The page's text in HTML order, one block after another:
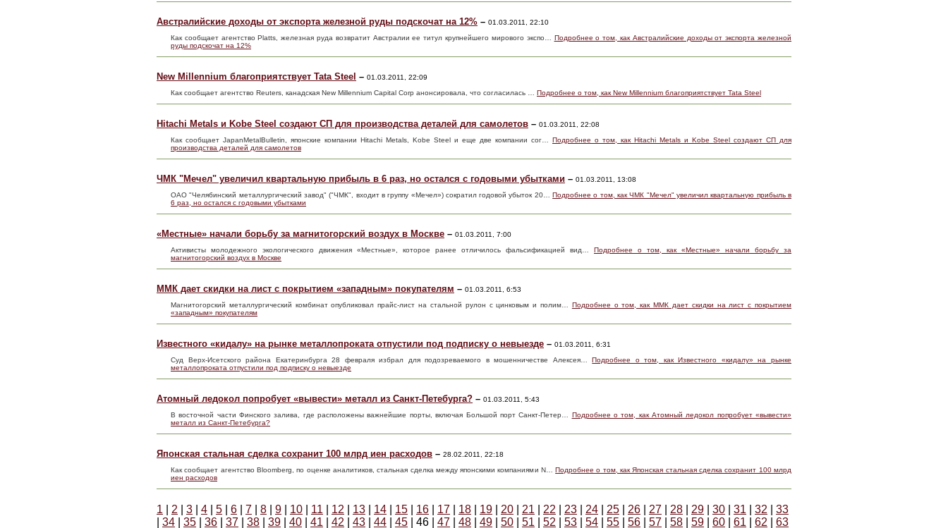
Австралийские доходы от экспорта железной руды подскочат на 12% – 01.03.2011, 22:10
Как сообщает агентство Platts, железная руда возвратит Австралии ее титул крупнейшего мирового экспо… Подробнее о том, как Австралийские доходы от экспорта железной
руды подскочат на 12%
New Millennium благоприятствует Tata Steel – 01.03.2011, 22:09
Как сообщает агентство Reuters, канадская New Millennium Capital Corp анонсировала, что согласилась … Подробнее о том, как New Millennium благоприятствует Tata Steel
Hitachi Metals и Kobe Steel создают СП для производства деталей для самолетов – 01.03.2011, 22:08
Как сообщает JapanMetalBulletin, японские компании Hitachi Metals, Kobe Steel и еще две компании сог… Подробнее о том, как Hitachi Metals и Kobe Steel создают СП для
производства деталей для самолетов
ЧМК "Мечел" увеличил квартальную прибыль в 6 раз, но остался с годовыми убытками – 01.03.2011, 13:08
ОАО "Челябинский металлургический завод" ("ЧМК", входит в группу «Мечел») сократил годовой убыток 20… Подробнее о том, как ЧМК "Мечел" увеличил квартальную прибыль в
6 раз, но остался с годовыми убытками
«Местные» начали борьбу за магнитогорский воздух в Москве – 01.03.2011, 7:00
Активисты молодежного экологического движения «Местные», которое ранее отличилось фальсификацией вид… Подробнее о том, как «Местные» начали борьбу за
магнитогорский воздух в Москве
ММК дает скидки на лист с покрытием «западным» покупателям – 01.03.2011, 6:53
Магнитогорский металлургический комбинат опубликовал прайс-лист на стальной рулон с цинковым и полим…
Подробнее о том, как ММК дает скидки на лист с покрытием
«западным» покупателям
Известного «кидалу» на рынке металлопроката отпустили под подписку о невыезде – 01.03.2011, 6:31
Суд Верх-Исетского района Екатеринбурга 28 февраля избрал для подозреваемого в мошенничестве Алексея… Подробнее о том, как Известного «кидалу» на рынке
металлопроката отпустили под подписку о невыезде
Атомный ледокол попробует «вывести» металл из Санкт-Петебурга? – 01.03.2011, 5:43
В восточной части Финского залива, где расположены важнейшие порты, включая Большой порт Санкт-Петер…
Подробнее о том, как Атомный ледокол попробует «вывести»
металл из Санкт-Петебурга?
Японская стальная сделка сохранит 100 млрд иен расходов – 28.02.2011, 22:18
Как сообщает агентство Bloomberg, по оценке аналитиков, стальная сделка между японскими компаниями N… Подробнее о том, как Японская стальная сделка сохранит 100 млрд
иен расходов
1 2 3 4 5 6 7 8 9 10 11 12 13 14 15 16 17 18 19 20 21 22 23 24 25 26 27 28 29 30 31 32
33
34 35 36 37 38 39 40 41 42 43 44 45 | 46 | 47 48 49 50 51 52 53 54 55 56 57 58 59 60 61 62 63